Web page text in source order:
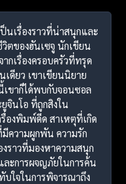
นเรื่องราวที่น่าสนุกและ
ตของฮันเซจู นักเขียน
กเรื่องครอบครัวที่ทรุด
ดียว เขาเขียนนิยาย
เขาก็ได้พบกับจอนซอล
จินโอ ที่ถูกสิงใน
องพิมพ์ดีด สาเหตุที่เกิด
ความผูกพัน ความรัก
ราวที่มองหาความสนุก
ะการผจญภัยในการค้น
ใจในการพิจารณาถึง